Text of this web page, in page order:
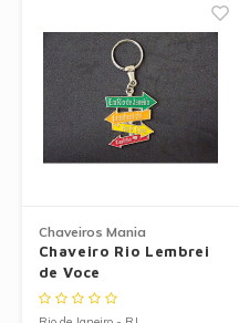
Chaveiros Mania
Chaveiro Rio Lembrei
de Voce